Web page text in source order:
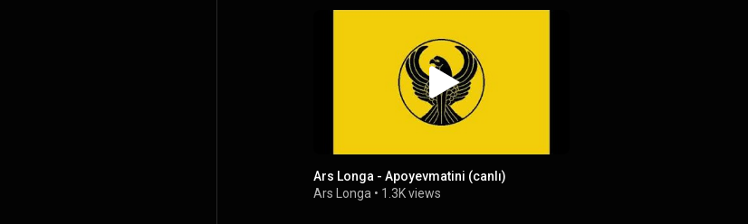
Ars Longa - Apoyevmatini (canlı)
Ars Longa • 1.3K views